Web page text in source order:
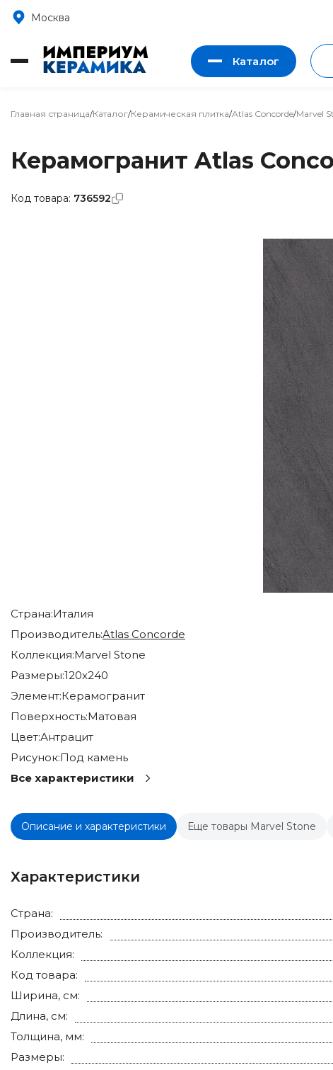
Москва
Каталог
Главная страница/Каталог/Керамическая плитка/Atlas Concorde/Marvel
Керамогранит Atlas
Страна:Италия
Производитель:Atlas Concorde
Коллекция:Marvel Stone
Размеры:120x240
Элемент:Керамогранит
Поверхность:Матовая
Цвет:Антрацит
Рисунок:Под камень
Все характеристики
Описание и характеристики Еще товары Marvel Stone
Характеристики
Страна:
Производитель:
Коллекция:
Код товара:
Ширина, см:
Длина, см:
Толщина, мм:
Размеры:
Код товара: 736592